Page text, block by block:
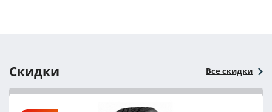
Скидки Все скидки